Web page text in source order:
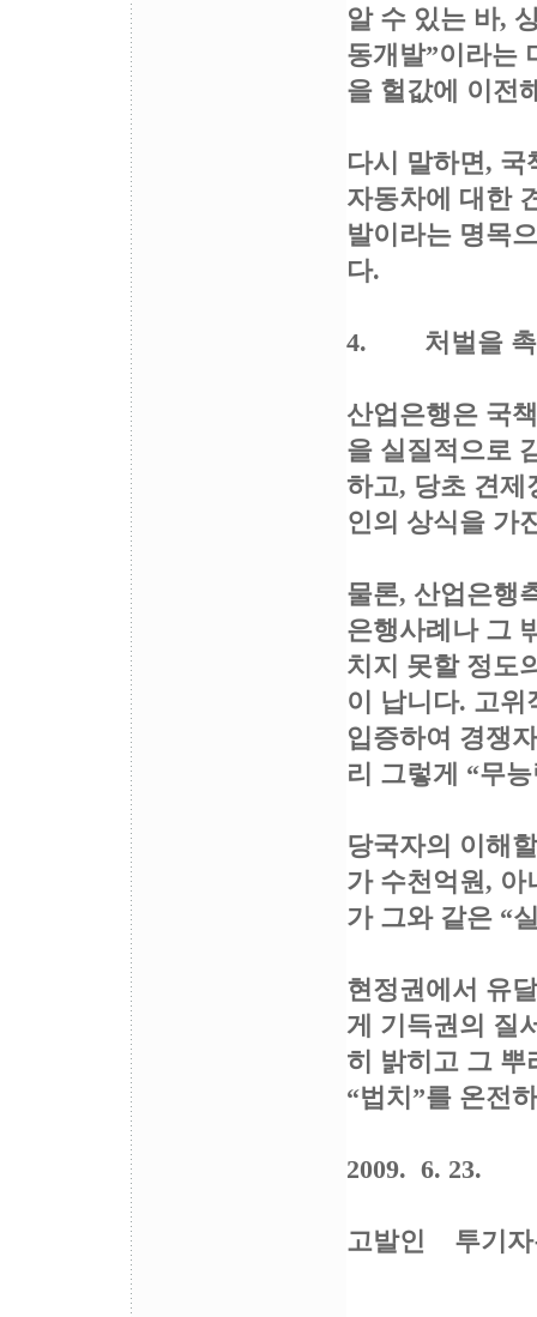
알 수 있는 바,
동개발”이라는
을 헐값에 이전
다시 말하면,
자동차에 대한
발이라는 명목
다.
4. 처벌을 촉
산업은행은 국
을 실질적으로
하고, 당초 견제
인의 상식을 가
물론, 산업은행
은행사례나 그
치지 못할 정도
이 납니다. 고
입증하여 경쟁
리 그렇게 “무
당국자의 이해
가 수천억원, 아
가 그와 같은 “
현정권에서 유
게 기득권의 질
히 밝히고 그 뿌
“법치”를 온전
2009. 6. 23.
고발인 투기자